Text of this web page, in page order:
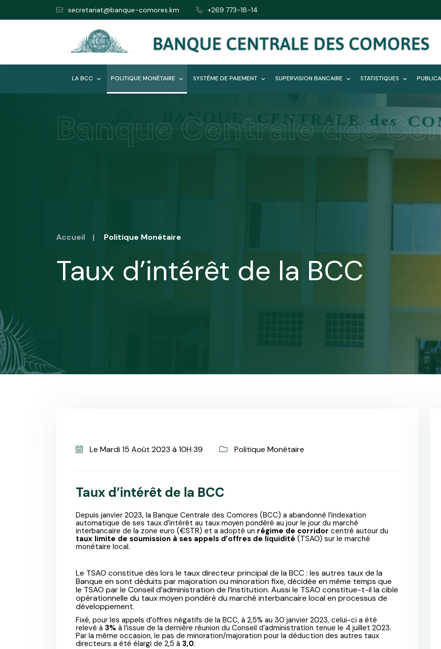
secretariat@banque-comores.km +269 773-18-14
LA BCC POLITIQUE MONÉTAIRE SYSTÈME DE PAIEMENT SUPERVISION BANCAIRE STATISTIQUES
Banque Centrale des
Accueil | Politique Monétaire
Taux d’intérêt de la BCC
Le Mardi 15 Août 2023 à 10H 39 Politique Monétaire
Taux d’intérêt de la BCC
Depuis janvier 2023, la Banque Centrale des Comores (BCC) a abandonné l’indexation
automatique de ses taux d’intérêt au taux moyen pondéré au jour le jour du marché
interbancaire de la zone euro (€STR) et a adopté un régime de corridor centré autour du
taux limite de soumission à ses appels d’offres de liquidité (TSAO) sur le marché
monétaire local.
Le TSAO constitue dès lors le taux directeur principal de la BCC : les autres taux de la
Banque en sont déduits par majoration ou minoration fixe, décidée en même temps que
le TSAO par le Conseil d’administration de l’institution. Aussi le TSAO constitue-t-il la cible
opérationnelle du taux moyen pondéré du marché interbancaire local en processus de
développement.
Fixé, pour les appels d’offres négatifs de la BCC, à 2,5% au 30 janvier 2023, celui-ci a été
relevé à 3% à l’issue de la dernière réunion du Conseil d’administration tenue le 4 juillet 2023.
Par la même occasion, le pas de minoration/majoration pour la déduction des autres taux
directeurs a été élargi de 2,5 à 3,0.